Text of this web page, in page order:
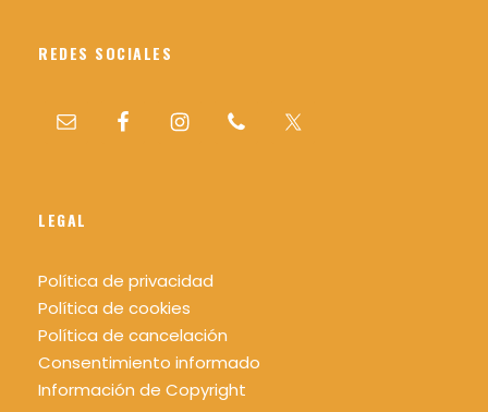
Distancia: 11,5 km
Nivel: Medio
Duración: 6 h aprox
REDES SOCIALES
LEGAL
Política de privacidad
Política de cookies
Política de cancelación
Consentimiento informado
Información de Copyright